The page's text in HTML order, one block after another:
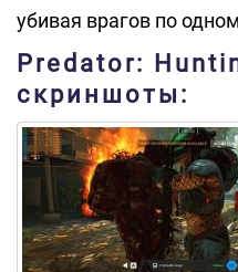
убивая врагов по
Predator:
скриншоты: